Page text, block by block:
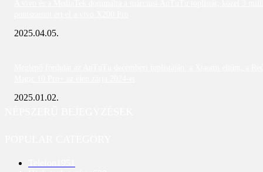
2025.04.05.
2025.01.02.